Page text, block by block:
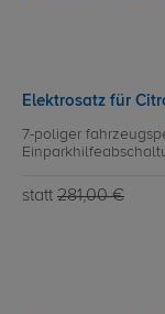
Elektrosatz für
7-poliger
statt 281,00 €